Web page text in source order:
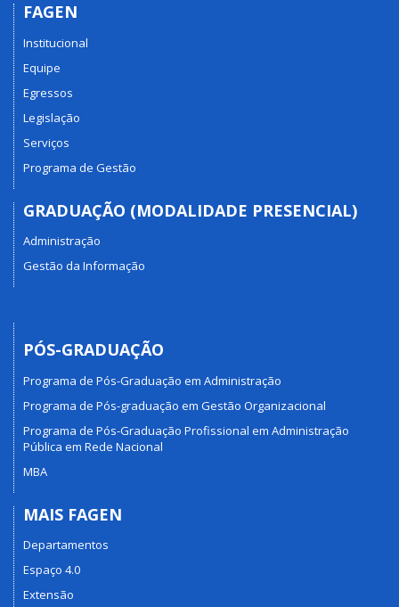
FAGEN
Institucional
Equipe
Egressos
Legislação
Serviços
Programa de Gestão
GRADUAÇÃO (MODALIDADE PRESENCIAL)
Administração
Gestão da Informação
PÓS-GRADUAÇÃO
Programa de Pós-Graduação em Administração
Programa de Pós-graduação em Gestão Organizacional
Programa de Pós-Graduação Profissional em Administração
Pública em Rede Nacional
MBA
MAIS FAGEN
Departamentos
Espaço 4.0
Extensão